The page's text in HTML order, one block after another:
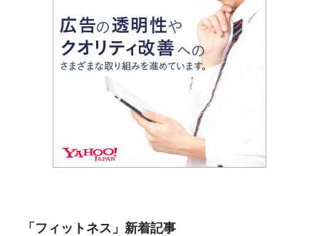
「フィットネス」新着記事